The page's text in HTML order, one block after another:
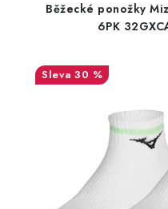
Běžecké ponožky
6PK
30 %